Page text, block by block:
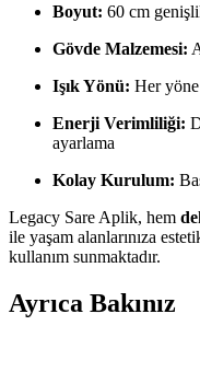
Boyut: 60 cm
Gövde Malzemesi:
Işık Yönü: Her yöne
Enerji Verimliliği:
ayarlama
Kolay Kurulum:
Legacy Sare Aplik, hem
ile yaşam alanlarınıza
kullanım sunmaktadır.
Ayrıca Bakınız